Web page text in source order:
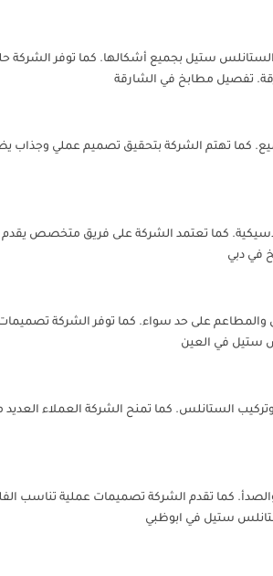
ستيل بجميع أشكالها. كما توفر الشركة
تفصيل مطابخ في الشارقة
كما تهتم الشركة بتحقيق تصميم عملي وجذاب
كما تعتمد الشركة على فريق متخصص
في دبي
على حد سواء. كما توفر الشركة تصميمات
ستيل في العين
الستانلس. كما تمنح الشركة العملاء العديد
كما تقدم الشركة تصميمات عملية تناسب الفلل
ستيل في ابوظبي